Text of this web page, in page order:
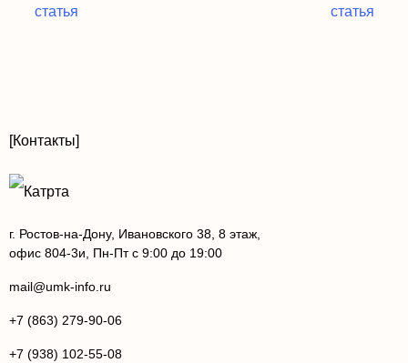
статья
статья
[Контакты]
г. Ростов-на-Дону, Ивановского 38, 8 этаж,
офис 804-3и, Пн-Пт с 9:00 до 19:00
mail@umk-info.ru
+7 (863) 279-90-06
+7 (938) 102-55-08